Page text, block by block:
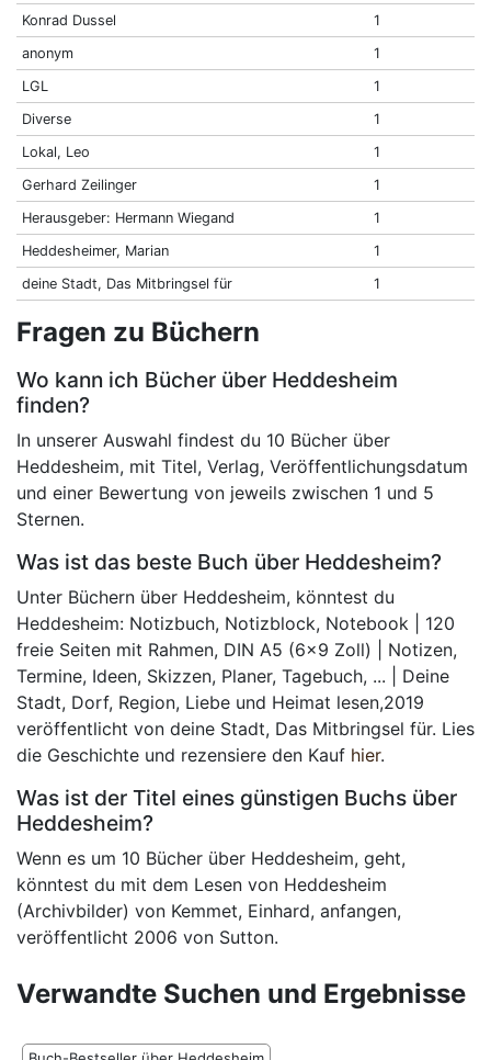
Konrad Dussel
1
anonym
1
LGL
1
Diverse
1
Lokal, Leo
1
Gerhard Zeilinger
1
Herausgeber: Hermann Wiegand
1
Heddesheimer, Marian
1
deine Stadt, Das Mitbringsel für
1
Fragen zu Büchern
Wo kann ich Bücher über Heddesheim
finden?
In unserer Auswahl findest du 10 Bücher über
Heddesheim, mit Titel, Verlag, Veröffentlichungsdatum
und einer Bewertung von jeweils zwischen 1 und 5
Sternen.
Was ist das beste Buch über Heddesheim?
Unter Büchern über Heddesheim, könntest du
Heddesheim: Notizbuch, Notizblock, Notebook | 120
freie Seiten mit Rahmen, DIN A5 (6x9 Zoll) | Notizen,
Termine, Ideen, Skizzen, Planer, Tagebuch, ... | Deine
Stadt, Dorf, Region, Liebe und Heimat lesen,2019
veröffentlicht von deine Stadt, Das Mitbringsel für. Lies
die Geschichte und rezensiere den Kauf hier.
Was ist der Titel eines günstigen Buchs über
Heddesheim?
Wenn es um 10 Bücher über Heddesheim, geht,
könntest du mit dem Lesen von Heddesheim
(Archivbilder) von Kemmet, Einhard, anfangen,
veröffentlicht 2006 von Sutton.
Verwandte Suchen und Ergebnisse